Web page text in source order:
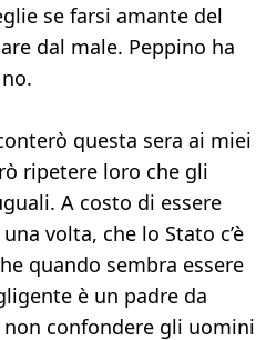
se farsi amante del
dal male. Peppino ha
questa sera ai miei
ripetere loro che gli
A costo di essere
volta, che lo Stato c’è
quando sembra essere
è un padre da
confondere gli uomini